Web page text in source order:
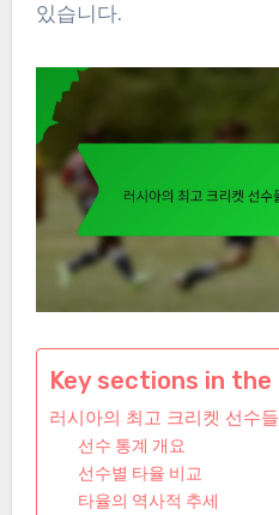
있습니다.
Key sections in
러시아의 최고 크리켓 선수
선수 통계 개요
선수별 타율 비교
타율의 역사적 추세